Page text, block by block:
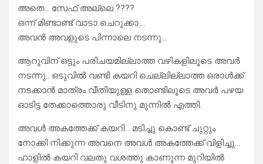
അതെ… സേഫ് അല്ലെ ????
ഒന്ന് മിണ്ടാണ്ട് വാടാ ചെറുക്കാ….
അവൻ അവളുടെ പിന്നാലെ നടന്നു…
ആറുവിന് ഒട്ടും പരിചയമില്ലാത്ത വഴികളിലൂടെ അവർ
നടന്നു.. ഒടുവിൽ വണ്ടി കയറി ചെല്ലില്ലാത്ത ഒരാൾക്ക്
നടക്കാൻ മാത്രം വീതിയുള്ള തൊണ്ടിലൂടെ അവർ പഴയ
ഓടിട്ട തേക്കാത്തൊരു വീടിനു മുന്നിൽ എത്തി.
അവൾ അകത്തേക്ക് കയറി… മടിച്ചു കൊണ്ട് ചുറ്റും
നോക്കി നിക്കുന്ന അവനെ അവൾ അകത്തേക്ക് വിളിച്ചു…
ഹാളിൽ കയറി വലതു വശത്തു കാണുന്ന മുറിയിൽ